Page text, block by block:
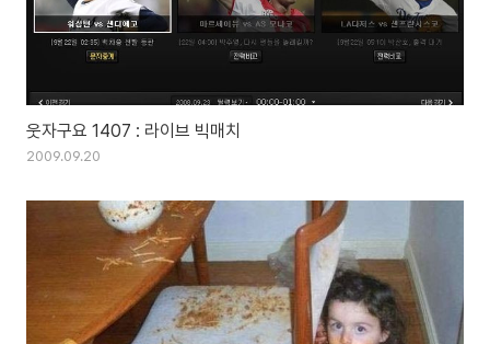
웃자구요 1407 : 라이브 빅매치
2009.09.20